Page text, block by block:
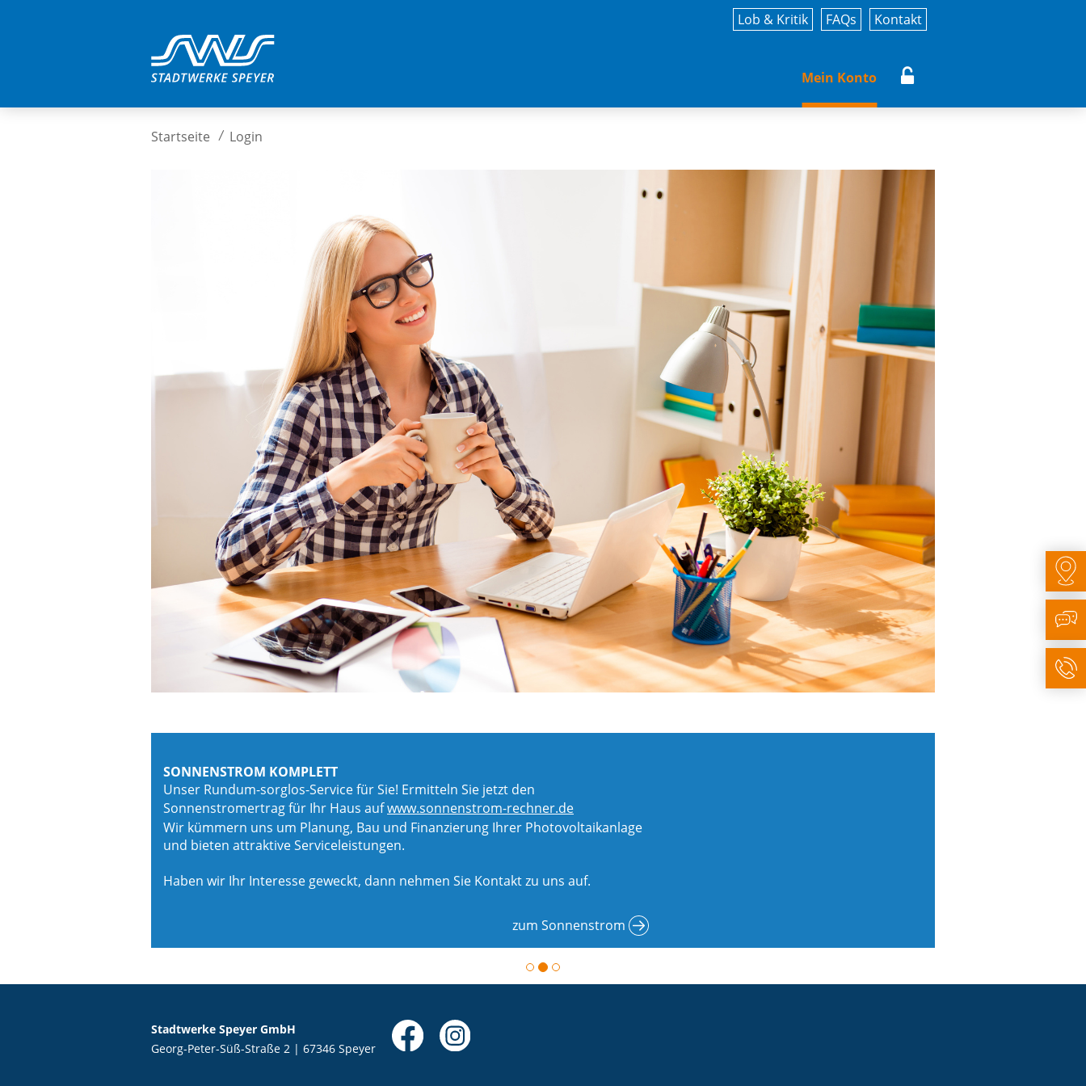
Lob & Kritik FAQs Kontakt
Mein Konto
Startseite Login
SONNENSTROM KOMPLETT
Unser Rundum-sorglos-Service für Sie! Ermitteln Sie jetzt den
Sonnenstromertrag für Ihr Haus aufwww.sonnenstrom-rechner.de
Wir kümmern uns um Planung, Bau und Finanzierung Ihrer Photovoltaikanlage
und bieten attraktive Serviceleistungen.
Haben wir Ihr Interesse geweckt, dann nehmen Sie Kontakt zu uns auf.
zum Sonnenstrom
Stadtwerke Speyer GmbH
Georg-Peter-Süß-Straße 2 | 67346 Speyer